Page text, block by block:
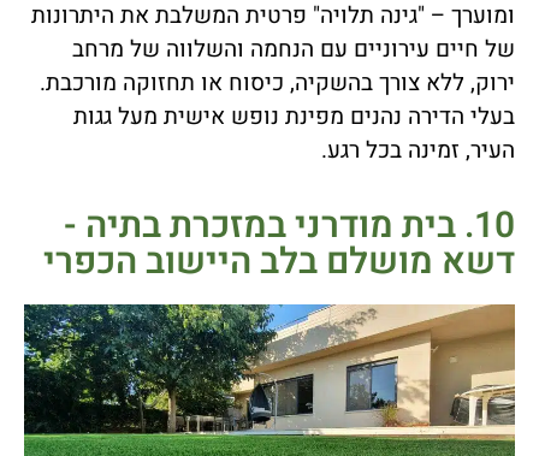
ומוערך – "גינה תלויה" פרטית המשלבת את היתרונות
של חיים עירוניים עם הנחמה והשלווה של מרחב
ירוק, ללא צורך בהשקיה, כיסוח או תחזוקה מורכבת.
בעלי הדירה נהנים מפינת נופש אישית מעל גגות
העיר, זמינה בכל רגע.
10. בית מודרני במזכרת בתיה -
דשא מושלם בלב היישוב הכפרי